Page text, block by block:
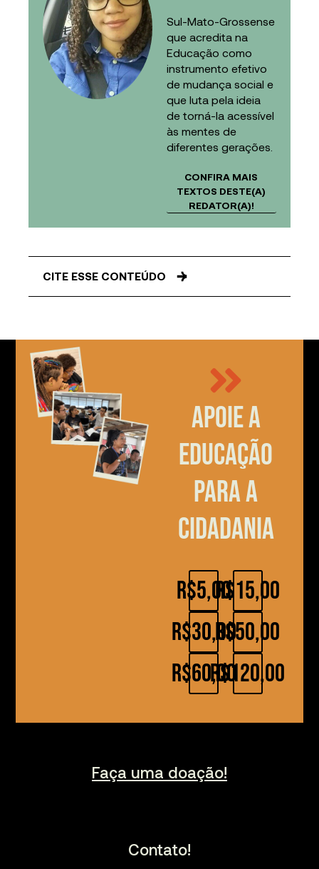
Sul-Mato-Grossense
que acredita na
Educação como
instrumento efetivo
de mudança social e
que luta pela ideia
de torná-la acessível
às mentes de
diferentes gerações.
CONFIRA MAIS
TEXTOS DESTE(A)
REDATOR(A)!
CITE ESSE CONTEÚDO
Apoie a
educação
para a
cidadania
R$5,00
R$30,00
R$60,00
R$15,00
R$50,00
R$120,00
Faça uma doação!
Contato!